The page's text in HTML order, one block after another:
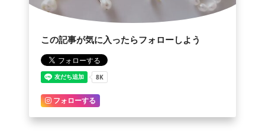
この記事が気に入ったらフォローしよう
フォローする